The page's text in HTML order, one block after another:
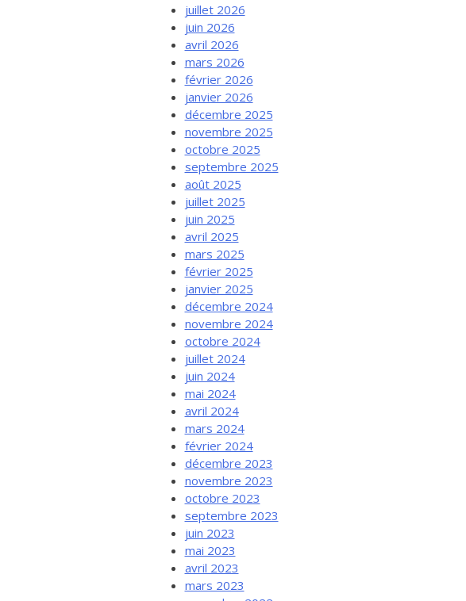
juillet 2026
juin 2026
avril 2026
mars 2026
février 2026
janvier 2026
décembre 2025
novembre 2025
octobre 2025
septembre 2025
août 2025
juillet 2025
juin 2025
avril 2025
mars 2025
février 2025
janvier 2025
décembre 2024
novembre 2024
octobre 2024
juillet 2024
juin 2024
mai 2024
avril 2024
mars 2024
février 2024
décembre 2023
novembre 2023
octobre 2023
septembre 2023
juin 2023
mai 2023
avril 2023
mars 2023